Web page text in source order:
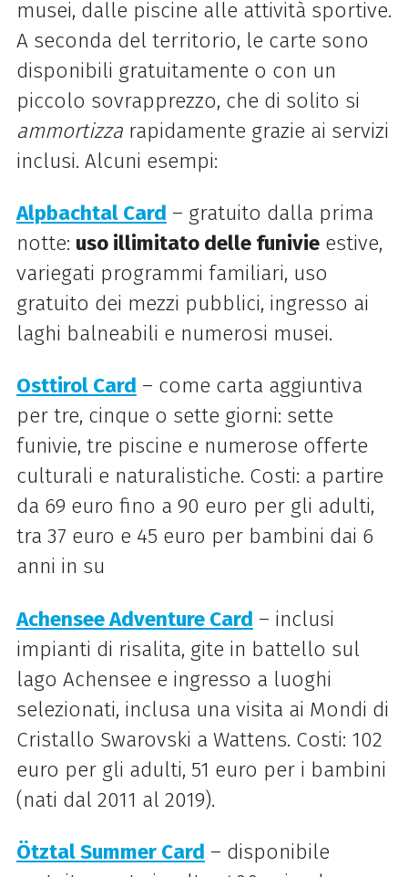
musei, dalle piscine alle attività sportive.
A seconda del territorio, le carte sono
disponibili gratuitamente o con un
piccolo sovrapprezzo, che di solito si
ammortizzarapidamente grazie ai servizi
inclusi. Alcuni esempi:
Alpbachtal Card – gratuito dalla prima
notte: uso illimitato delle funivieestive,
variegati programmi familiari, uso
gratuito dei mezzi pubblici, ingresso ai
laghi balneabili e numerosi musei.
Osttirol Card – come carta aggiuntiva
per tre, cinque o sette giorni: sette
funivie, tre piscine e numerose offerte
culturali e naturalistiche. Costi: a partire
da 69 euro fino a 90 euro per gli adulti,
tra 37 euro e 45 euro per bambini dai 6
anni in su
Achensee Adventure Card – inclusi
impianti di risalita, gite in battello sul
lago Achensee e ingresso a luoghi
selezionati, inclusa una visita ai Mondi di
Cristallo Swarovski a Wattens. Costi: 102
euro per gli adulti, 51 euro per i bambini
(nati dal 2011 al 2019).
Ötztal Summer Card – disponibile